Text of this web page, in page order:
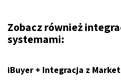
Zobacz również
systemami:
iBuyer + Integracja z